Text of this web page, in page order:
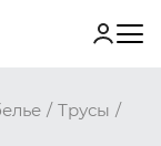
/ Трусы /